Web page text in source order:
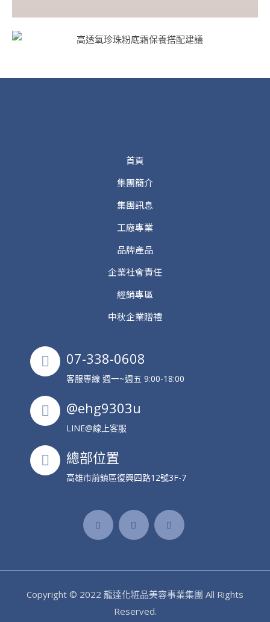
首頁
集團簡介
集團訊息
工廠專業
品牌產品
企業社會責任
經銷專區
中秋企業贈禮
07-338-0608
客服專線 週一~週五 9:00-18:00
@ehg9303u
LINE@線上客服
總部位置
高雄市前鎮區復興四路12號3F-7
Copyright © 2022 龍達化粧品美容事業集團 All Rights
Reserved.